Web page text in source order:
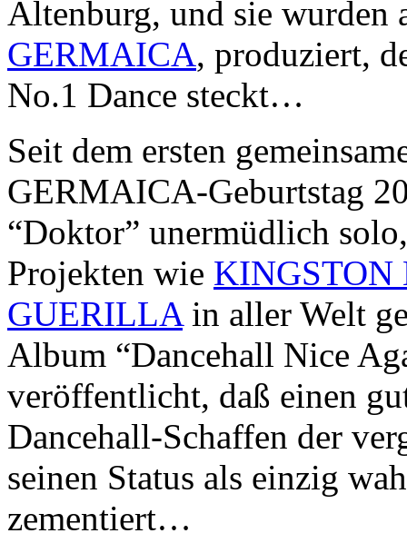
Altenburg, und sie
GERMAICA, produziert,
No.1 Dance steckt…
Seit dem ersten
GERMAICA-Geburtstag
“Doktor” unermüdlich
Projekten wie KINGSTON
GUERILLAin aller Welt
Album “Dancehall Nice
veröffentlicht, daß einen
Dancehall-Schaffen der
seinen Status als einzig
zementiert…